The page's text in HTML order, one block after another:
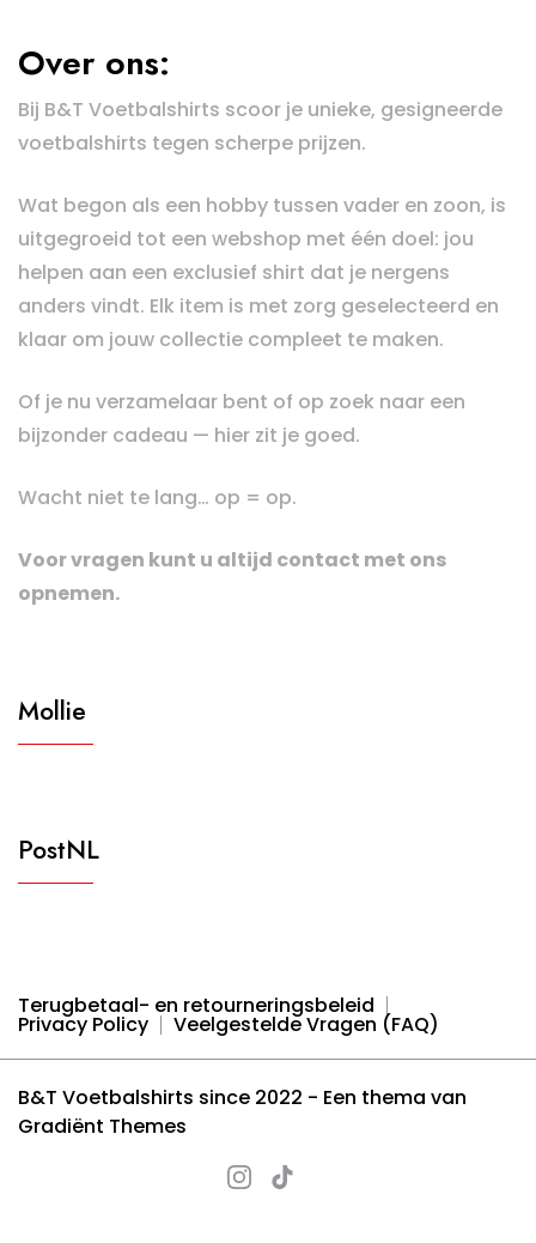
Over ons:
Bij B&T Voetbalshirts scoor je unieke, gesigneerde
voetbalshirts tegen scherpe prijzen.
Wat begon als een hobby tussen vader en zoon, is
uitgegroeid tot een webshop met één doel: jou
helpen aan een exclusief shirt dat je nergens
anders vindt. Elk item is met zorg geselecteerd en
klaar om jouw collectie compleet te maken.
Of je nu verzamelaar bent of op zoek naar een
bijzonder cadeau — hier zit je goed.
Wacht niet te lang… op = op.
Voor vragen kunt u altijd contact met ons
opnemen.
Mollie
PostNL
Terugbetaal- en retourneringsbeleid
Privacy Policy Veelgestelde Vragen (FAQ)
B&T Voetbalshirts since 2022 - Een thema van
Gradiënt Themes